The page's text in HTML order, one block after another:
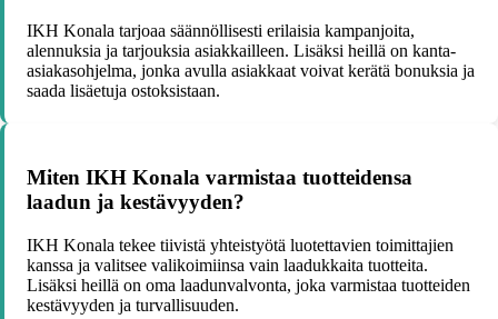
IKH Konala tarjoaa säännöllisesti erilaisia kampanjoita,
alennuksia ja tarjouksia asiakkailleen. Lisäksi heillä on kanta-
asiakasohjelma, jonka avulla asiakkaat voivat kerätä bonuksia ja
saada lisäetuja ostoksistaan.
Miten IKH Konala varmistaa tuotteidensa
laadun ja kestävyyden?
IKH Konala tekee tiivistä yhteistyötä luotettavien toimittajien
kanssa ja valitsee valikoimiinsa vain laadukkaita tuotteita.
Lisäksi heillä on oma laadunvalvonta, joka varmistaa tuotteiden
kestävyyden ja turvallisuuden.